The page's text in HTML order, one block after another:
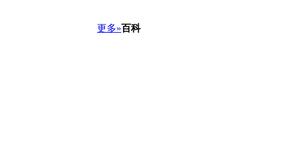
更多»百科